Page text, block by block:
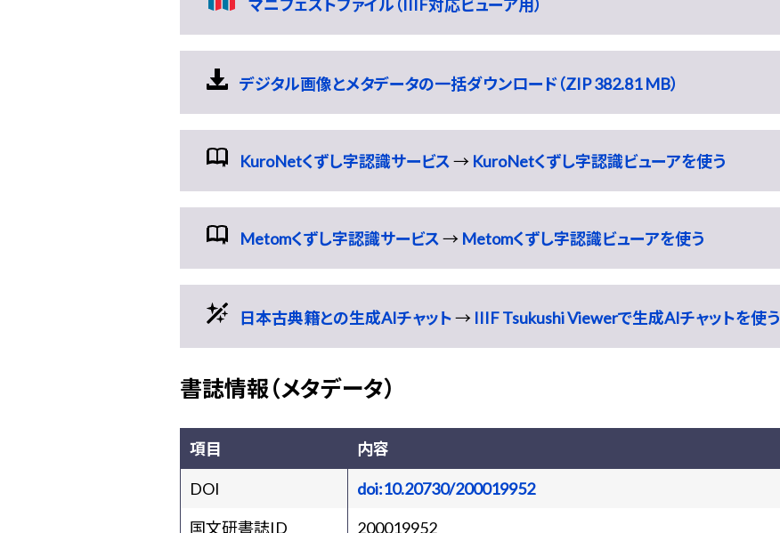
マニフェストファイル（IIIF対応ビューア用）
デジタル画像とメタデータの一括ダウンロード（ZIP 382.81 MB）
KuroNetくずし字認識サービス→ KuroNetくずし字認識ビューアを使う
Metomくずし字認識サービス→ Metomくずし字認識ビューアを使う
日本古典籍との生成AIチャット→ IIIF Tsukushi Viewerで生成AIチャットを使う
書誌情報（メタデータ）
項目 内容
DOI
doi:10.20730/200019952
国文研書誌ID
200019952